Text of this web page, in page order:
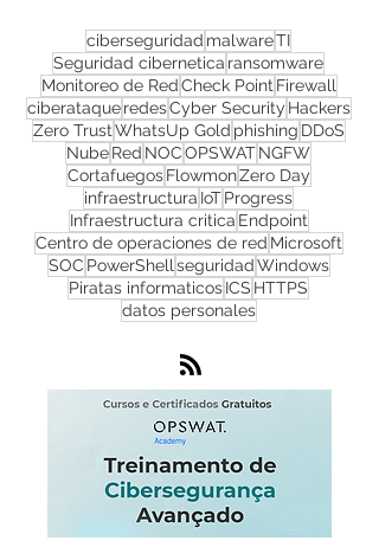
ciberseguridadmalwareTI
Seguridad ciberneticaransomware
Monitoreo de RedCheck PointFirewall
ciberataqueredesCyber SecurityHackers
Zero TrustWhatsUp GoldphishingDDoS
NubeRedNOCOPSWATNGFW
CortafuegosFlowmonZero Day
infraestructuraIoTProgress
Infraestructura criticaEndpoint
Centro de operaciones de redMicrosoft
PowerShellseguridad
datos personales